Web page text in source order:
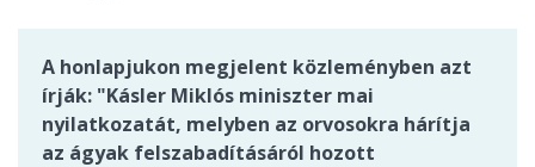
A honlapjukon megjelent közleményben azt
írják: "Kásler Miklós miniszter mai
nyilatkozatát, melyben az orvosokra hárítja
az ágyak felszabadításáról hozott